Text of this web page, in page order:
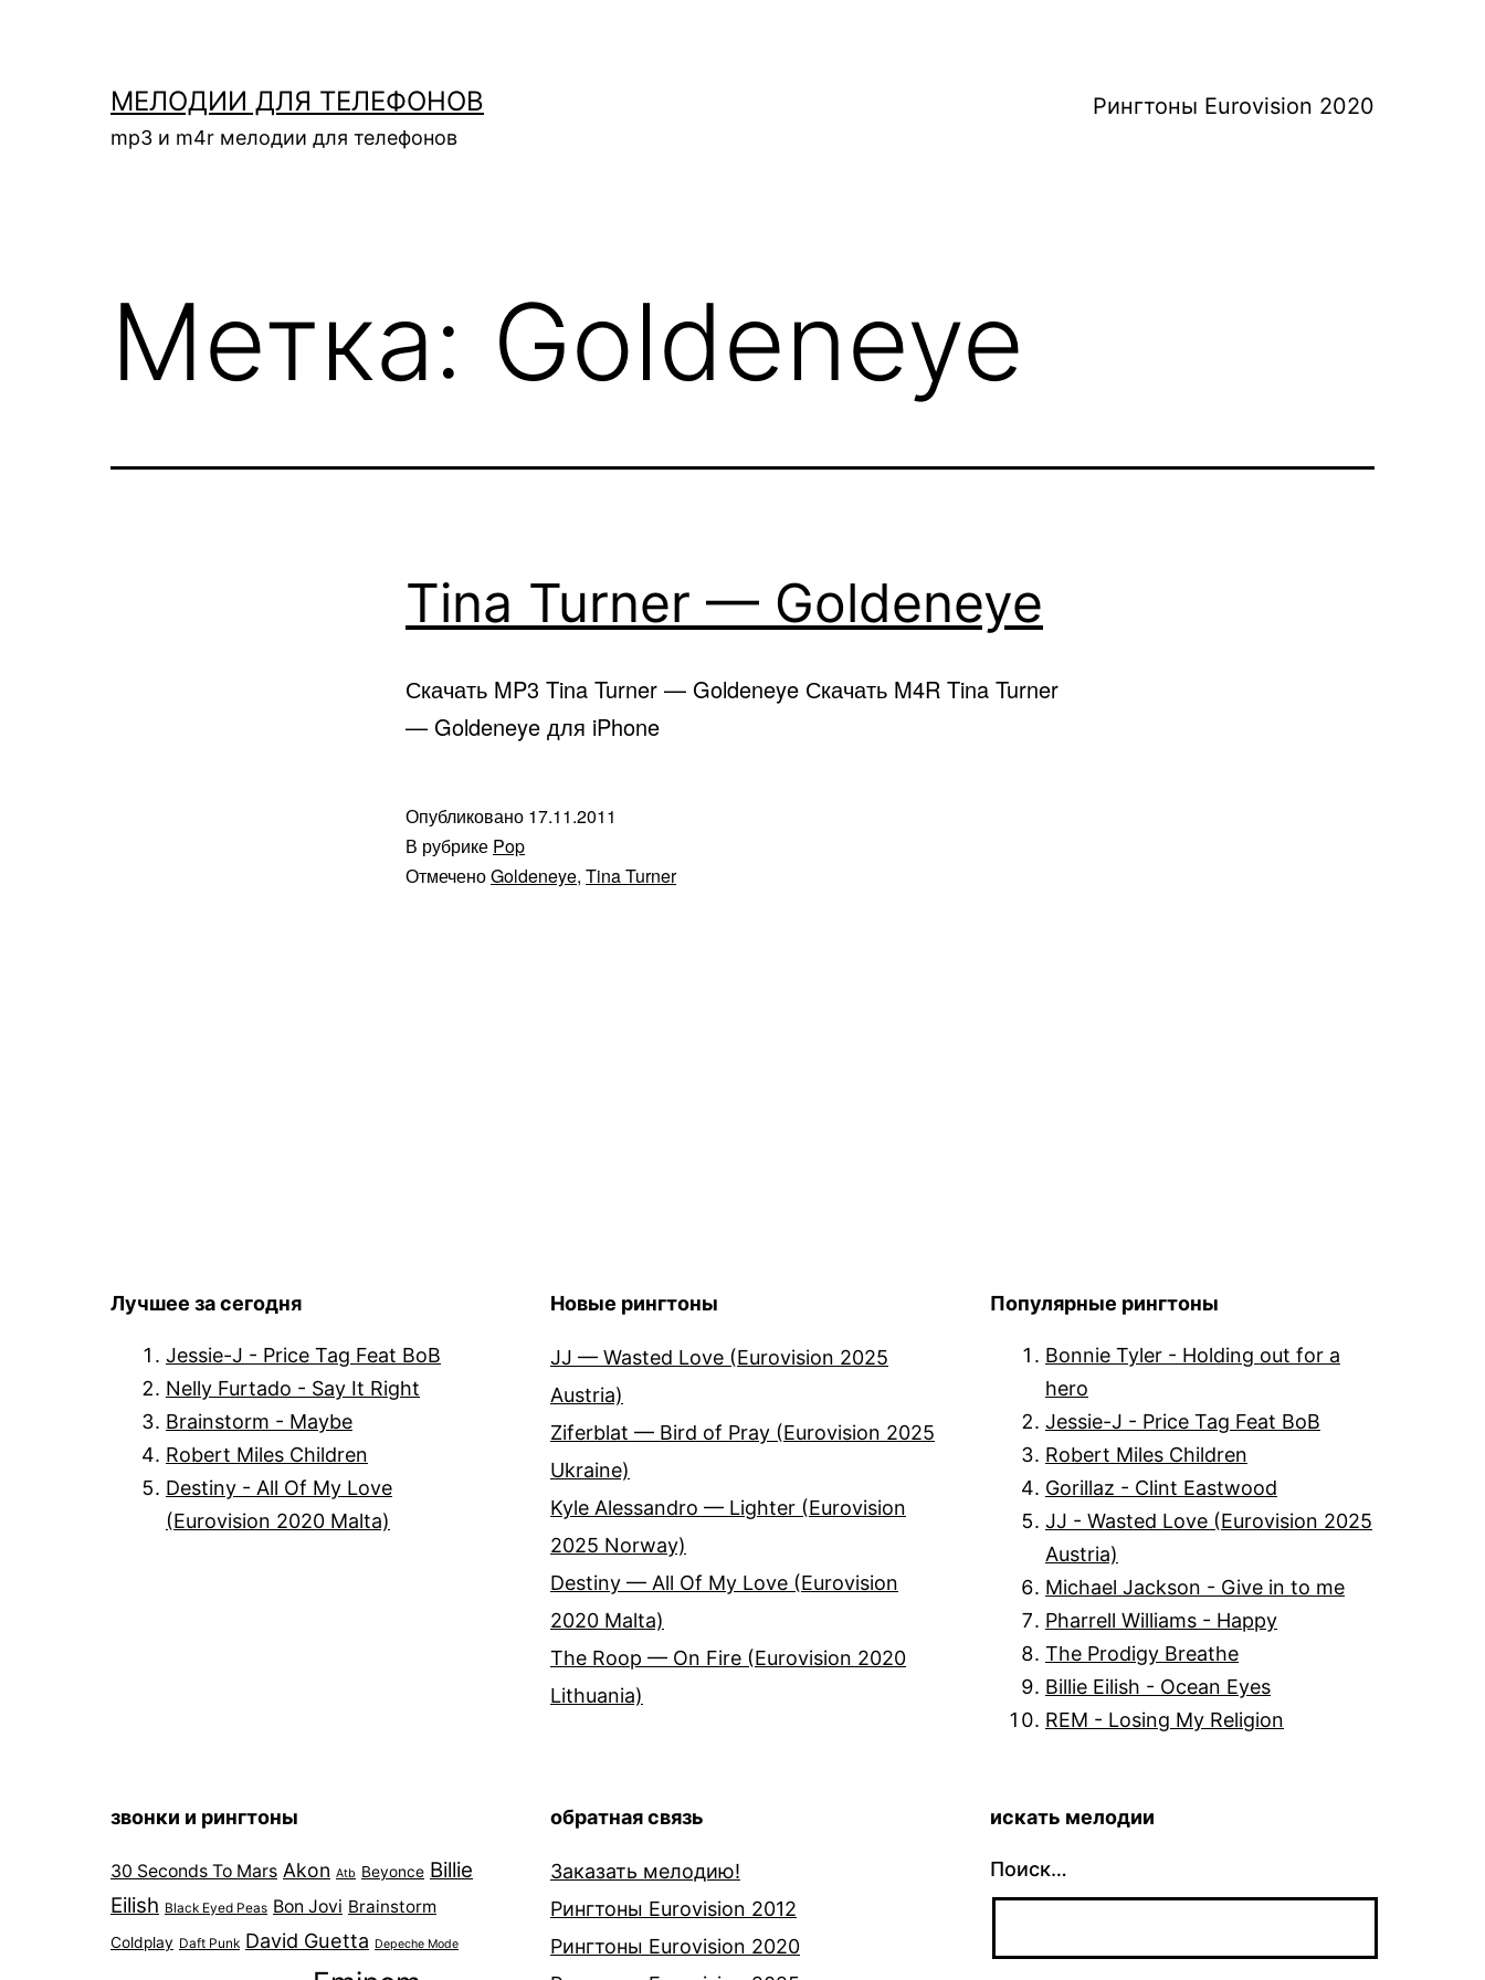
содержимомуМЕЛОДИИ ДЛЯ ТЕЛЕФОНОВ
mp3 и m4r мелодии для телефонов
Рингтоны Eurovision 2020
Метка: Goldeneye
Tina Turner — Goldeneye
Скачать MP3 Tina Turner — Goldeneye Скачать M4R Tina Turner
— Goldeneye для iPhone
Опубликовано 17.11.2011
В рубрике Pop
ОтмеченоGoldeneye, Tina Turner
Лучшее за сегодня
Jessie-J - Price Tag Feat BoB
Nelly Furtado - Say It Right
Brainstorm - Maybe
Robert Miles Children
Destiny - All Of My Love
(Eurovision 2020 Malta)
Новые рингтоны
JJ — Wasted Love (Eurovision 2025
Austria)
Ziferblat — Bird of Pray (Eurovision 2025
Ukraine)
Kyle Alessandro — Lighter (Eurovision
2025 Norway)
Destiny — All Of My Love (Eurovision
2020 Malta)
The Roop — On Fire (Eurovision 2020
Lithuania)
Популярные рингтоны
Bonnie Tyler - Holding out for a
hero
Jessie-J - Price Tag Feat BoB
Robert Miles Children
Gorillaz - Clint Eastwood
JJ - Wasted Love (Eurovision 2025
Austria)
Michael Jackson - Give in to me
Pharrell Williams - Happy
The Prodigy Breathe
Billie Eilish - Ocean Eyes
REM - Losing My Religion
звонки и рингтоны
30 Seconds To Mars Akon Atb Beyonce Billie
Eilish Black Eyed Peas Bon Jovi Brainstorm
Coldplay Daft Punk David Guetta Depeche Mode
обратная связь
Заказать мелодию!
Рингтоны Eurovision 2012
Рингтоны Eurovision 2020
искать мелодии
Поиск…